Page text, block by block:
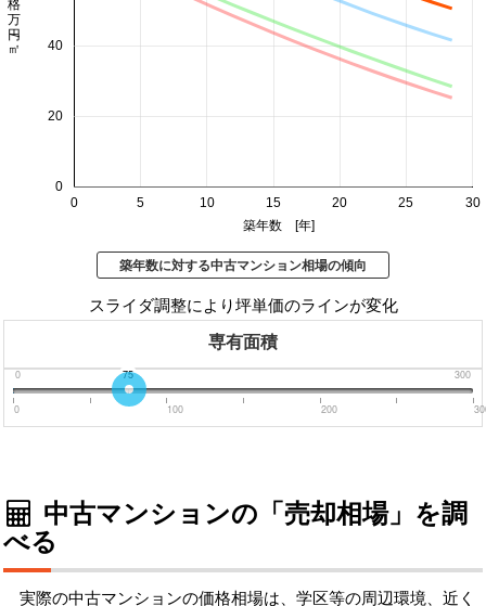
0 5 10 15 20 25 30
0
20
40
築年数 [年]
築年数に対する中古マンション相場の傾向
スライダ調整により坪単価のラインが変化
専有面積
0 300
75
0 100 200
中古マンションの「売却相場」を調
べる
実際の中古マンションの価格相場は、学区等の周辺環境、近く